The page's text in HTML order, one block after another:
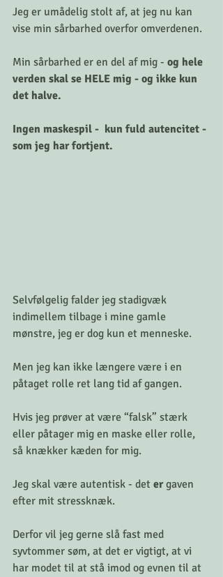
Jeg er umådelig stolt af, at jeg nu kan
vise min sårbarhed overfor omverdenen.
Min sårbarhed er en del af mig - og hele
verden skal se HELE mig - og ikke kun
det halve.
Ingen maskespil -  kun fuld autencitet -
som jeg har fortjent.
Selvfølgelig falder jeg stadigvæk
indimellem tilbage i mine gamle
mønstre, jeg er dog kun et menneske.
Men jeg kan ikke længere være i en
påtaget rolle ret lang tid af gangen.
Hvis jeg prøver at være “falsk” stærk
eller påtager mig en maske eller rolle,
så knækker kæden for mig.
Jeg skal være autentisk - det er gaven
efter mit stressknæk.
Derfor vil jeg gerne slå fast med
syvtommer søm, at det er vigtigt, at vi
har modet til at stå imod og evnen til at